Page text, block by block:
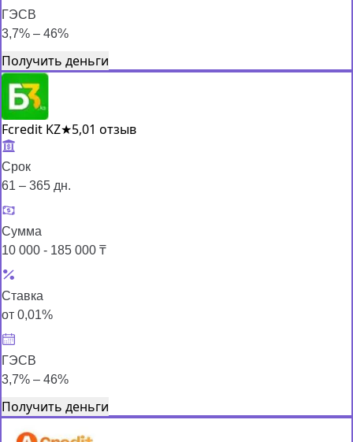
ГЭСВ
3,7% – 46%
Получить деньги
Fcredit KZ★5,01 отзыв
Срок
61 – 365 дн.
Сумма
10 000 - 185 000 ₸
Ставка
от 0,01%
ГЭСВ
3,7% – 46%
Получить деньги